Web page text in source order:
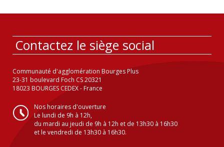
Contactez le siège social
Communauté d'agglomération Bourges Plus
23-31 boulevard Foch CS 20321
18023 BOURGES CEDEX - France
Nos horaires d'ouverture
Le lundi de 9h à 12h,
du mardi au jeudi de 9h à 12h et de 13h30 à 16h30
et le vendredi de 13h30 à 16h30.